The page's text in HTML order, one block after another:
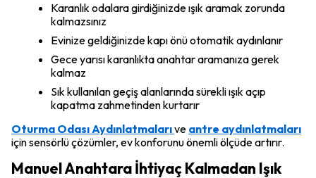
Karanlık odalara girdiğinizde ışık aramak zorunda
kalmazsınız
Evinize geldiğinizde kapı önü otomatik aydınlanır
Gece yarısı karanlıkta anahtar aramanıza gerek
kalmaz
Sık kullanılan geçiş alanlarında sürekli ışık açıp
kapatma zahmetinden kurtarır
Oturma Odası Aydınlatmalarıve antre aydınlatmaları
için sensörlü çözümler, ev konforunu önemli ölçüde artırır.
Manuel Anahtara İhtiyaç Kalmadan Işık